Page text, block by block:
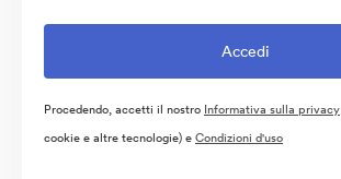
Procedendo, accetti il nostro Informativa sulla privacy
cookie e altre tecnologie) eCondizioni d'uso